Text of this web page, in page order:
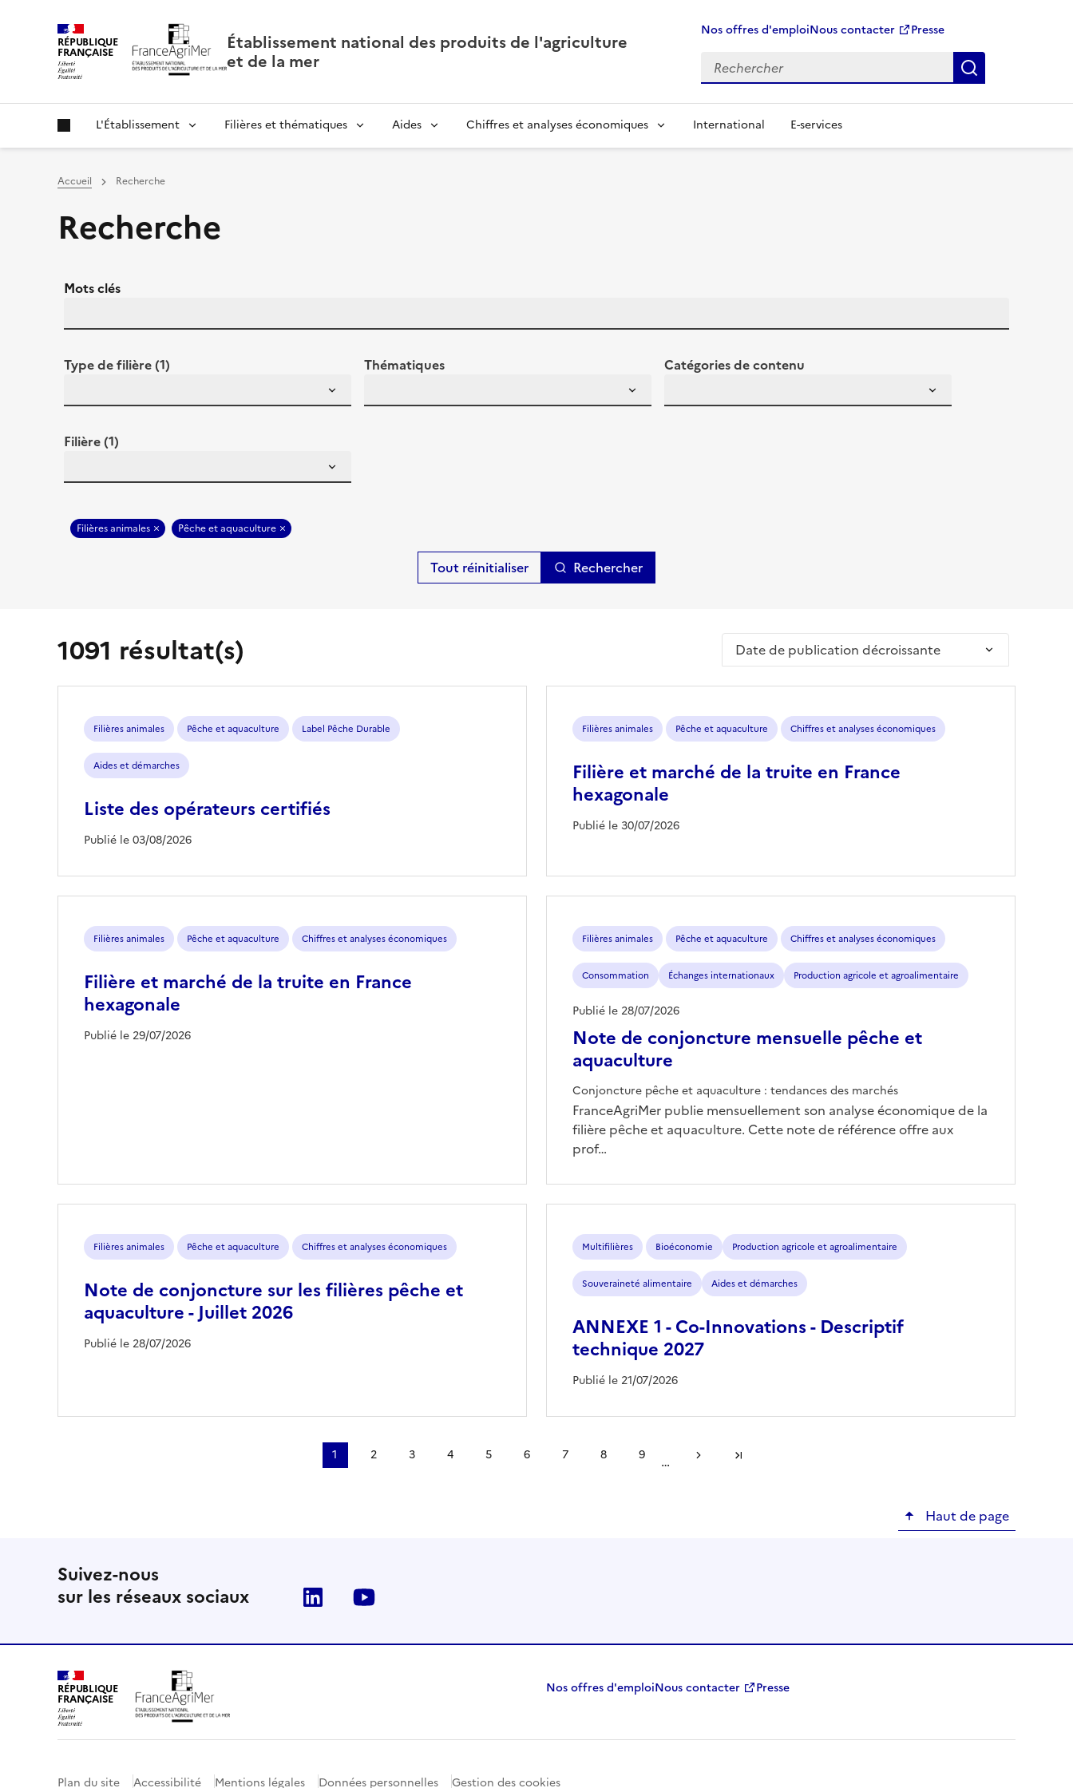
RÉPUBLIQUE
FRANÇAISE
Établissement national des produits de l'agriculture
et de la mer
Nos offres d'emploiNous contacter Presse
L'Établissement Filières et thématiques Aides Chiffres et analyses économiques International E-services
Accueil Recherche
Recherche
Mots clés
Type de filière (1) Thématiques Catégories de contenu
Filière (1)
Trier par
Filières animales Pêche et aquaculture
Rechercher
1091 résultat(s)
Filières animales Pêche et aquaculture Label Pêche Durable
Aides et démarches
Liste des opérateurs certifiés
Publié le 03/08/2026
Filières animales Pêche et aquaculture Chiffres et analyses économiques
Filière et marché de la truite en France
hexagonale
Publié le 30/07/2026
Filières animales Pêche et aquaculture Chiffres et analyses économiques
Filière et marché de la truite en France
hexagonale
Publié le 29/07/2026
Filières animales Pêche et aquaculture Chiffres et analyses économiques
Consommation Échanges internationaux Production agricole et agroalimentaire
Note de conjoncture mensuelle pêche et
aquaculture
Publié le 28/07/2026
Conjoncture pêche et aquaculture : tendances des marchés
FranceAgriMer publie mensuellement son analyse économique de la
filière pêche et aquaculture. Cette note de référence offre aux
prof…
Filières animales Pêche et aquaculture Chiffres et analyses économiques
Note de conjoncture sur les filières pêche et
aquaculture - Juillet 2026
Publié le 28/07/2026
Multifilières Bioéconomie Production agricole et agroalimentaire
Souveraineté alimentaire Aides et démarches
ANNEXE 1 - Co-Innovations - Descriptif
technique 2027
Publié le 21/07/2026
Page
1
Page
2
Page
3
Page
4
Page
5
Page
6
Page
7
Page
8
Page
9 … Page suivanteDernière page
Haut de page
Suivez-nous
sur les réseaux sociaux
Linkedin
RÉPUBLIQUE
FRANÇAISE
Nos offres d'emploiNous contacter Presse
Plan du site Accessibilité Mentions légales Données personnelles Gestion des cookies